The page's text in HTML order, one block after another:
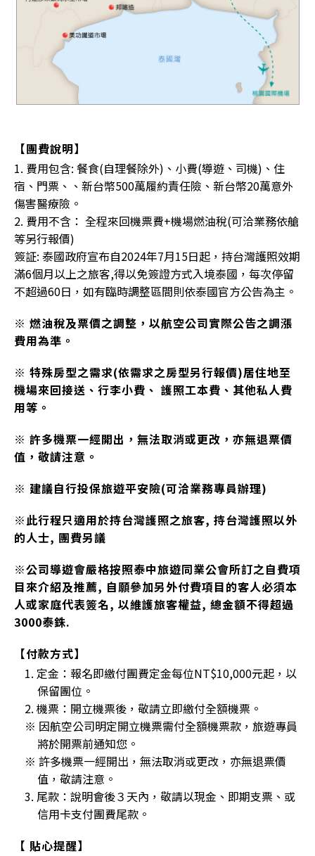
【團費說明】
1. 費用包含: 餐食(自理餐除外)、小費(導遊、司機)、住
宿、門票、、新台幣500萬履約責任險、新台幣20萬意外
傷害醫療險。
2. 費用不含： 全程來回機票費+機場燃油稅(可洽業務依艙
等另行報價)
簽証: 泰國政府宣布自2024年7月15日起，持台灣護照效期
滿6個月以上之旅客,得以免簽證方式入境泰國，每次停留
不超過60日，如有臨時調整區間則依泰國官方公告為主。
※ 燃油稅及票價之調整，以航空公司實際公告之調漲
費用為準。
※ 特殊房型之需求(依需求之房型另行報價)居住地至
機場來回接送、行李小費、 護照工本費、其他私人費
用等。
※ 許多機票一經開出，無法取消或更改，亦無退票價
值，敬請注意。
※ 建議自行投保旅遊平安險(可洽業務專員辦理)
※此行程只適用於持台灣護照之旅客, 持台灣護照以外
的人士, 團費另議
※公司導遊會嚴格按照泰中旅遊同業公會所訂之自費項
目來介紹及推薦, 自願參加另外付費項目的客人必須本
人或家庭代表簽名, 以維護旅客權益, 總金額不得超過
3000泰銖.
【付款方式】
1. 定金：報名即繳付團費定金每位NT$10,000元起，以
保留團位。
2. 機票：開立機票後，敬請立即繳付全額機票。
※ 因航空公司明定開立機票需付全額機票款，旅遊專員
將於開票前通知您。
※ 許多機票一經開出，無法取消或更改，亦無退票價
值，敬請注意。
3. 尾款：說明會後３天內，敬請以現金、即期支票、或
信用卡支付團費尾款。
【 貼心提醒】